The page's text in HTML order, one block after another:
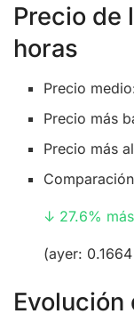
Precio de
horas
Precio
Precio más
Precio más
↓ 27.6%
(ayer:
Evolución